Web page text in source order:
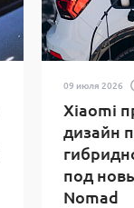
09 июля 2026
Xiaomi
дизайн
под
Nomad